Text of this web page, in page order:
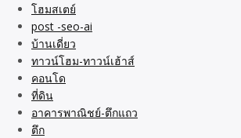
โฮมสเตย์
post -seo-ai
บ้านเดี่ยว
ทาวน์โฮม-ทาวน์เฮ้าส์
คอนโด
ที่ดิน
อาคารพาณิชย์-ตึกแถว
ตึก